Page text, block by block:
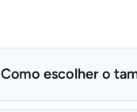
Como escolher o